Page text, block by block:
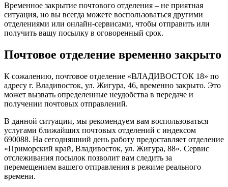
Временное закрытие почтового отделения – не приятная
ситуация, но вы всегда можете воспользоваться другими
отделениями или онлайн-сервисами, чтобы отправить или
получить вашу посылку в оговоренный срок.
Почтовое отделение временно закрыто
К сожалению, почтовое отделение «ВЛАДИВОСТОК 18» по
адресу г. Владивосток, ул. Жигура, 46, временно закрыто. Это
может вызвать определенные неудобства в передаче и
получении почтовых отправлений.
В данной ситуации, мы рекомендуем вам воспользоваться
услугами ближайших почтовых отделений с индексом
690088. На сегодняшний день работу предоставляет отделение
«Приморский край, Владивосток, ул. Жигура, 88». Сервис
отслеживания посылок позволит вам следить за
перемещением вашего отправления в режиме реального
времени.